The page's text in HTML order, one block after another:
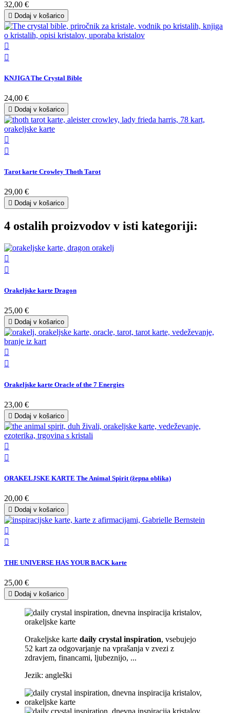
32,00 €
 Dodaj v košarico


KNJIGA The Crystal Bible
24,00 €
 Dodaj v košarico


Tarot karte Crowley Thoth Tarot
29,00 €
 Dodaj v košarico
4 ostalih proizvodov v isti kategoriji:


Orakeljske karte Dragon
25,00 €
 Dodaj v košarico


Orakeljske karte Oracle of the 7 Energies
23,00 €
 Dodaj v košarico


ORAKELJSKE KARTE The Animal Spirit (žepna oblika)
20,00 €
 Dodaj v košarico


THE UNIVERSE HAS YOUR BACK karte
25,00 €
 Dodaj v košarico
Orakeljske karte daily crystal inspiration, vsebujejo
52 kart za odgovarjanje na vprašanja v zvezi z
zdravjem, financami, ljubeznijo, ...
Jezik: angleški